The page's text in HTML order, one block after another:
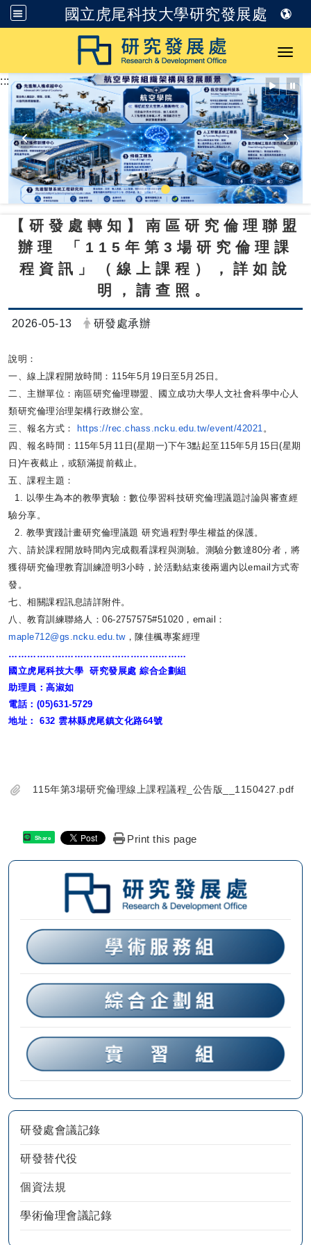
國立虎尾科技大學研究發展處
跳到主要內容
:::
【研發處轉知】南區研究倫理聯盟
辦理
「 115 年第 3場研究倫理課
程資訊」（線上課程），詳如說
明，請查照。
日期：
2026-05-13 發布者：
研發處承辦
說明：
一、線上課程開放時間：115年5月19日至5月25日。
二、主辦單位：南區研究倫理聯盟、 國立成功大學人文社會科學中心人
類研究倫理治理架構行政辦公室。
三、報名方式： https://rec.chass.ncku.edu.tw/event/42021 。
四、報名時間：115年5月11日(星期一)下午3點起至115年5月15日(星期
日)午夜截止，或額滿提前截止。
五、課程主題：
1. 以學生為本的教學實驗： 數位學習科技研究倫理議題討論與審查經
驗分享。
2. 教學實踐計畫研究倫理議題 研究過程對學生權益的保護。
六、請於課程開放時間內完成觀看課程與測驗。測驗分數達80分者 ，將
獲得研究倫理教育訓練證明3小時，於活動結束後兩週內以email方式寄
發。
七、相關課程訊息請詳附件。
八、教育訓練聯絡人：06-2757575#51020，email：
maple712@gs.ncku.edu.tw， 陳佳楓專案經理
…………………………………………………
國立虎尾科技大學 研究發展處 綜合企劃組
助理員：高淑如
電話： (05)631-5729
地址：
632 雲林縣虎尾鎮文化路64號
115年第3場研究倫理線上課程議程_公告版__1150427.pdf
Share Print this page
研發處會議記錄
研發替代役
個資法規
學術倫理會議記錄